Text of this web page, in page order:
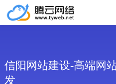
信阳网站建设-高端网
发